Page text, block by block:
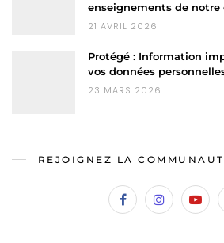
enseignements de
21 AVRIL 2026
Protégé : Information
vos données
23 MARS 2026
REJOIGNEZ LA